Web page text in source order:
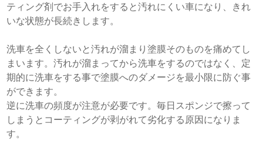
ティング剤でお手入れをすると汚れにくい車になり、きれ
いな状態が長続きします。
洗車を全くしないと汚れが溜まり塗膜そのものを痛めてし
まいます。汚れが溜まってから洗車をするのではなく、定
期的に洗車をする事で塗膜へのダメージを最小限に防ぐ事
ができます。
逆に洗車の頻度が注意が必要です。毎日スポンジで擦って
しまうとコーティングが剥がれて劣化する原因になりま
す。